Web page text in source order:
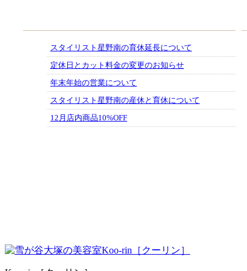
スタイリスト星野南の育休延長について
定休日とカット料金の変更のお知らせ
年末年始の営業について
スタイリスト星野南の産休と育休について
12月店内商品10%OFF